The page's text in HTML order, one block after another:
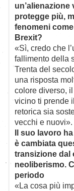
protegge più,
fenomeni
Brexit?
«Sì, credo che
fallimento della
Trenta del
una risposta
colore diverso,
vicino ti prende
retorica sia
vecchi e nuovi».
Il suo lavoro
è cambiata
transizione dal
neoliberismo.
periodo
«La cosa più